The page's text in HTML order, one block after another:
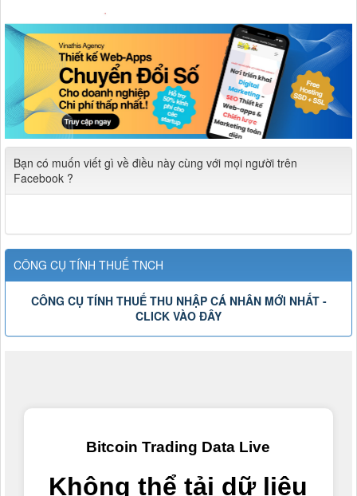
Bạn có muốn viết gì về điều này cùng với mọi người trên
Facebook ?
CÔNG CỤ TÍNH THUẾ TNCH
CÔNG CỤ TÍNH THUẾ THU NHẬP CÁ NHÂN MỚI NHẤT -
CLICK VÀO ĐÂY